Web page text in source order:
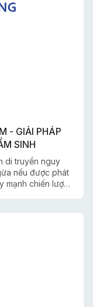
- GIẢI PHÁP
SINH
di truyền nguy
nếu được phát
mạnh chiến lược